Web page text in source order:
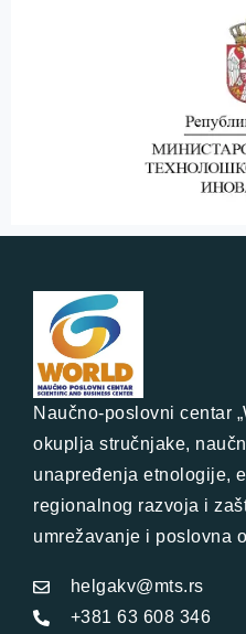
Naučno-poslovni centar
okuplja stručnjake,
unapređenja etnologije,
regionalnog razvoja i
umrežavanje i poslovna
helgakv@mts.rs
+381 63 608 346